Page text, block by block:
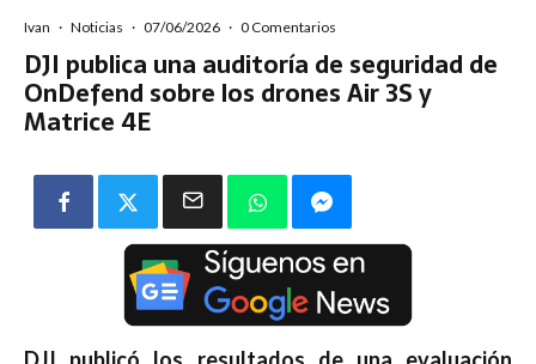
Ivan · Noticias · 07/06/2026 · 0 Comentarios
DJI publica una auditoría de seguridad de
OnDefend sobre los drones Air 3S y
Matrice 4E